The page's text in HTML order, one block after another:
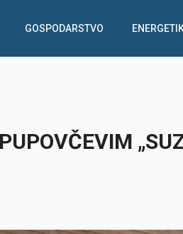
GOSPODARSTVO